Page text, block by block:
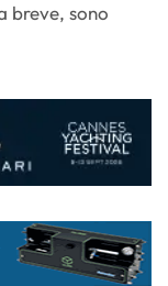
breve, sono